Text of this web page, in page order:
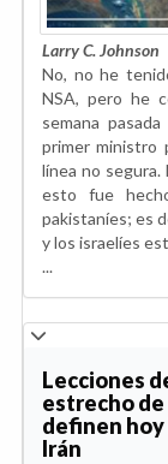
Larry C. Johnson
No, no he
NSA, pero he
semana
primer ministro
línea no
esto fue
pakistaníes; es
y los israelíes
...
Lecciones
estrecho de
definen hoy
Irán